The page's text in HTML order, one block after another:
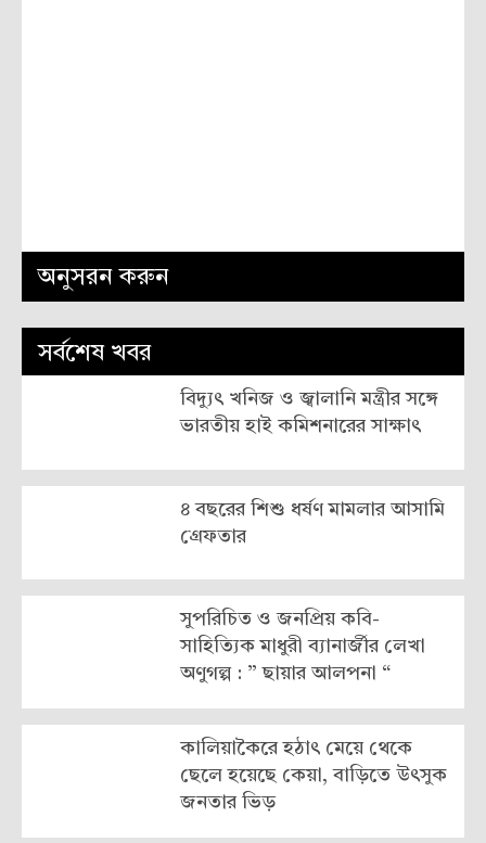
অনুসরন করুন
সর্বশেষ খবর
বিদ্যুৎ খনিজ ও জ্বালানি মন্ত্রীর সঙ্গে
ভারতীয় হাই কমিশনারের সাক্ষাৎ
৪ বছরের শিশু ধর্ষণ মামলার আসামি
গ্রেফতার
সুপরিচিত ও জনপ্রিয় কবি-
সাহিত্যিক মাধুরী ব্যানার্জীর লেখা
অণুগল্প : ” ছায়ার আলপনা “
কালিয়াকৈরে হঠাৎ মেয়ে থেকে
ছেলে হয়েছে কেয়া, বাড়িতে উৎসুক
জনতার ভিড়